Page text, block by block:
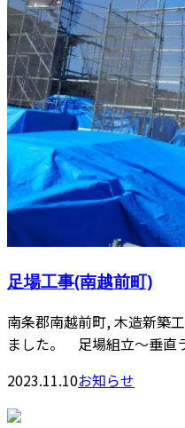
足場工事(南越前町)
南条郡南越前町, 木造新築
ました。 足場組立〜垂直
2023.11.10お知らせ